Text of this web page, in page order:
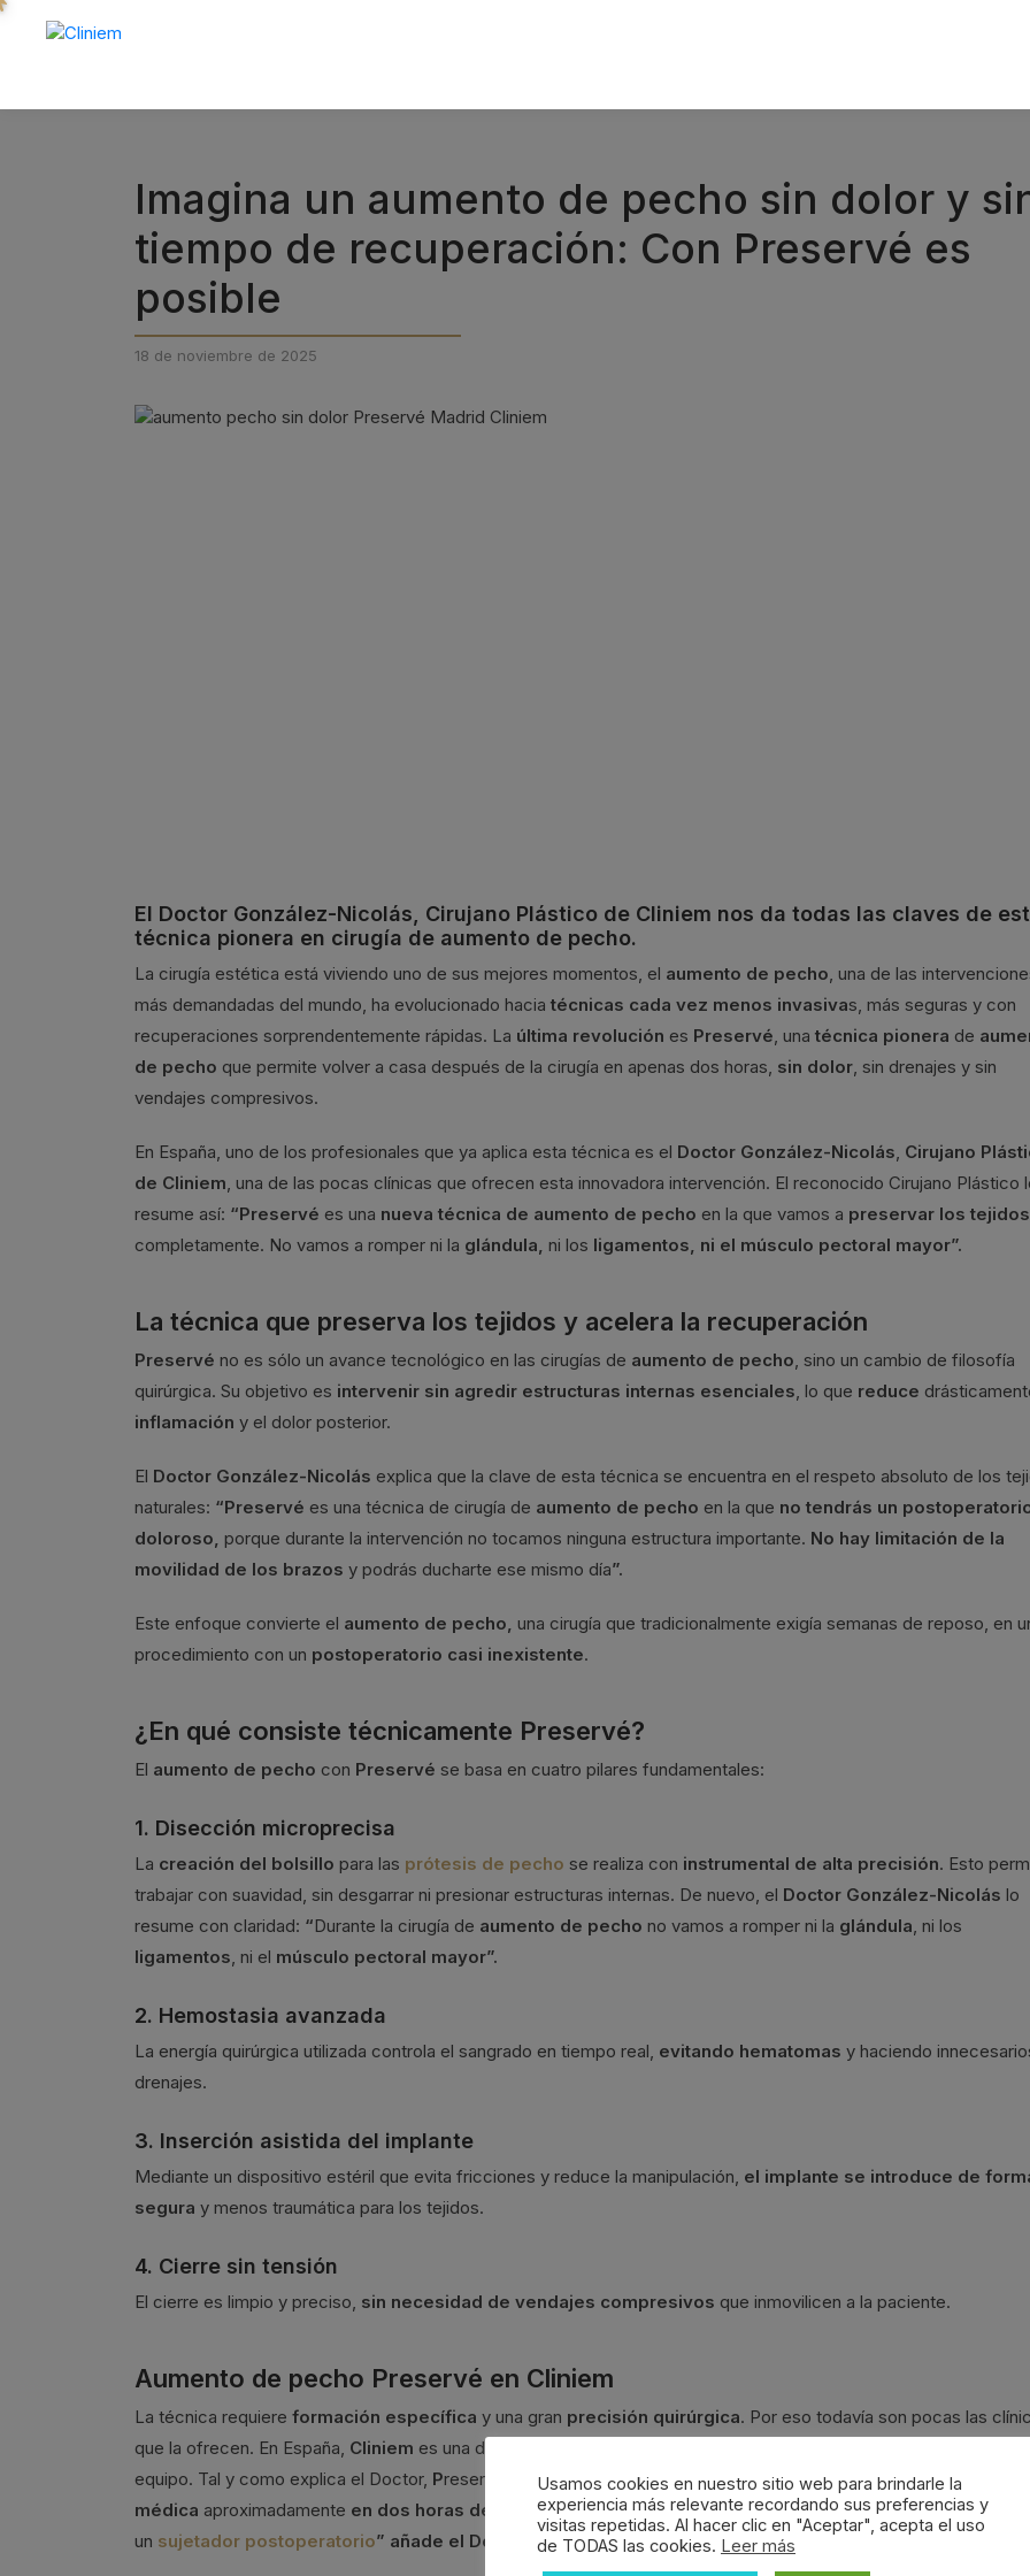
Imagina un aumento de pecho sin dolor y
tiempo de recuperación: Con Preservé es
posible
18 de noviembre de 2025
El Doctor González-Nicolás, Cirujano Plástico de Cliniem nos da todas las claves de
técnica pionera en cirugía de aumento de pecho.
La cirugía estética está viviendo uno de sus mejores momentos, el aumento de pecho, una de las
más demandadas del mundo, ha evolucionado hacia técnicas cada vez menos invasivas, más seguras y con
recuperaciones sorprendentemente rápidas. La última revolución es Preservé, una técnica pionera de
de pecho que permite volver a casa después de la cirugía en apenas dos horas, sin dolor, sin drenajes y sin
vendajes compresivos.
En España, uno de los profesionales que ya aplica esta técnica es el Doctor González-Nicolás, Cirujano
de Cliniem, una de las pocas clínicas que ofrecen esta innovadora intervención. El reconocido Cirujano Plástico
resume así: “Preservé es una nueva técnica de aumento de pecho en la que vamos a preservar los tejidos
completamente. No vamos a romper ni la glándula, ni los ligamentos, ni el músculo pectoral mayor”.
La técnica que preserva los tejidos y acelera la recuperación
Preservé no es sólo un avance tecnológico en las cirugías de aumento de pecho, sino un cambio de filosofía
quirúrgica. Su objetivo es intervenir sin agredir estructuras internas esenciales, lo que reduce
inflamación y el dolor posterior.
El Doctor González-Nicolás explica que la clave de esta técnica se encuentra en el respeto absoluto de los
naturales: “Preservé es una técnica de cirugía de aumento de pecho en la que no tendrás un
doloroso, porque durante la intervención no tocamos ninguna estructura importante. No hay limitación de la
movilidad de los brazos y podrás ducharte ese mismo día”.
Este enfoque convierte el aumento de pecho, una cirugía que tradicionalmente exigía semanas de reposo, en
procedimiento con un postoperatorio casi inexistente.
¿En qué consiste técnicamente Preservé?
El aumento de pecho con Preservé se basa en cuatro pilares fundamentales:
1. Disección microprecisa
La creación del bolsillo para las prótesis de pecho se realiza con instrumental de alta precisión. Esto
trabajar con suavidad, sin desgarrar ni presionar estructuras internas. De nuevo, el Doctor González-Nicolás lo
resume con claridad: “Durante la cirugía de aumento de pecho no vamos a romper ni la glándula, ni los
ligamentos, ni el músculo pectoral mayor”.
2. Hemostasia avanzada
La energía quirúrgica utilizada controla el sangrado en tiempo real, evitando hematomas y haciendo
drenajes.
3. Inserción asistida del implante
Mediante un dispositivo estéril que evita fricciones y reduce la manipulación, el implante se introduce de
segura y menos traumática para los tejidos.
4. Cierre sin tensión
El cierre es limpio y preciso, sin necesidad de vendajes compresivos que inmovilicen a la paciente.
Aumento de pecho Preservé en Cliniem
La técnica requiere formación específica y una gran precisión quirúrgica. Por eso todavía son pocas las
que la ofrecen. En España, Cliniem es una de las pioneras, gracias al trabajo del
equipo. Tal y como explica el Doctor, Preservé es una cirugía que se hace en régimen ambulatorio, «tendrás e
médica aproximadamente en dos horas después de la cirugía. No ponemos vendajes, ni drenajes, y saldrás
un sujetador postoperatorio” añade el Doctor González-Nicolás.
Usamos cookies en nuestro sitio web para brindarle la
experiencia más relevante recordando sus preferencias y
visitas repetidas. Al hacer clic en "Aceptar", acepta el uso
de TODAS las cookies. Leer más